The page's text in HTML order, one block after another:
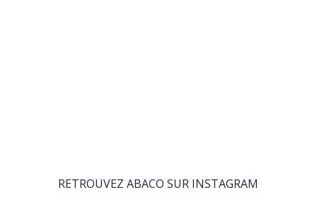
RETROUVEZ ABACO SUR INSTAGRAM